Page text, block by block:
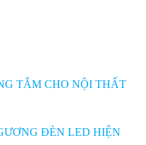
TẮM CHO NỘI THẤT
ĐÈN LED HIỆN